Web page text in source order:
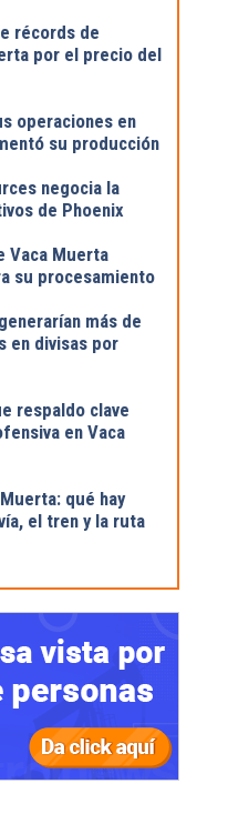
récords de
por el precio del
operaciones en
su producción
negocia la
de Phoenix
Vaca Muerta
su procesamiento
más de
en divisas por
respaldo clave
en Vaca
qué hay
el tren y la ruta